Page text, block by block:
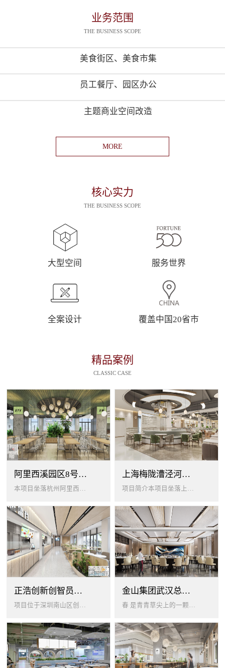
业务范围
THE BUSINESS SCOPE
美食街区、美食市集
员工餐厅、园区办公
主题商业空间改造
MORE
核心实力
THE BUSINESS SCOPE
大型空间 服务世界
全案设计 覆盖中国20省市
精品案例
CLASSIC CASE
阿里西溪园区8号楼1层餐厅
本项目坐落杭州阿里西溪园区8号楼一层，以绿色生机 + 年轻基因为核心，打造「活力聚场」复合型员工餐厅。兼顾多人群用餐需求...
上海梅陇漕泾河科技绿洲员工餐厅
项目简介本项目坐落上海闵行梅陇科技绿洲，以生态创艺食堂为设计核心，融合现代轻奢与自然生态，打造兼顾高效就餐、休闲社交、商...
正浩创新创智员工餐厅
项目位于深圳南山区创智云城，服务正浩企业全体员工及来访亲友，总建筑面积 1537㎡，室内座位 450 座、室外休闲外摆 ...
金山集团武汉总部员工食堂设计
春 是青青草尖上的一颗露珠夏 是粼波湖面中倒映的晚霞秋 是宁静山谷里的一片落叶冬 是白雪中屹立不倒的松柏... ...0...